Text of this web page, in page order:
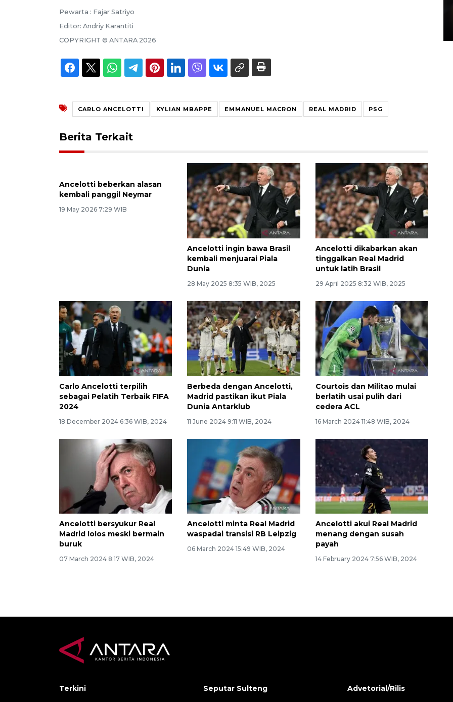
Pewarta : Fajar Satriyo
Editor: Andriy Karantiti
COPYRIGHT © ANTARA 2026
CARLO ANCELOTTI KYLIAN MBAPPE EMMANUEL MACRON REAL MADRID PSG
Berita Terkait
Ancelotti beberkan alasan
kembali panggil Neymar
19 May 2026 7:29 WIB
Ancelotti ingin bawa Brasil
kembali menjuarai Piala
Dunia
28 May 2025 8:35 WIB, 2025
Ancelotti dikabarkan akan
tinggalkan Real Madrid
untuk latih Brasil
29 April 2025 8:32 WIB, 2025
Carlo Ancelotti terpilih
sebagai Pelatih Terbaik FIFA
2024
18 December 2024 6:36 WIB, 2024
Berbeda dengan Ancelotti,
Madrid pastikan ikut Piala
Dunia Antarklub
11 June 2024 9:11 WIB, 2024
Courtois dan Militao mulai
berlatih usai pulih dari
cedera ACL
16 March 2024 11:48 WIB, 2024
Ancelotti bersyukur Real
Madrid lolos meski bermain
buruk
07 March 2024 8:17 WIB, 2024
Ancelotti minta Real Madrid
waspadai transisi RB Leipzig
06 March 2024 15:49 WIB, 2024
Ancelotti akui Real Madrid
menang dengan susah
payah
14 February 2024 7:56 WIB, 2024
Terkini
Seputar Sulteng
Advetorial/Rilis